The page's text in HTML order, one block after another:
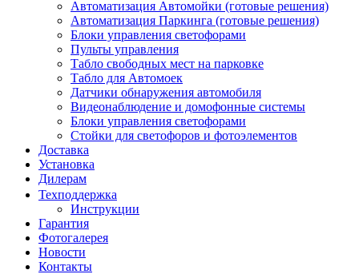
Автоматизация Автомойки (готовые решения)
Автоматизация Паркинга (готовые решения)
Блоки управления светофорами
Пульты управления
Табло свободных мест на парковке
Табло для Автомоек
Датчики обнаружения автомобиля
Видеонаблюдение и домофонные системы
Блоки управления светофорами
Стойки для светофоров и фотоэлементов
Доставка
Установка
Дилерам
Техподдержка
Инструкции
Гарантия
Фотогалерея
Новости
Контакты